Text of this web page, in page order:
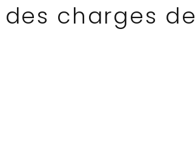
charges de